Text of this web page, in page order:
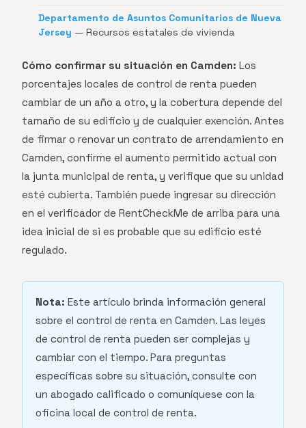
Departamento de Asuntos Comunitarios de Nueva
Jersey — Recursos estatales de vivienda
Cómo confirmar su situación en Camden: Los
porcentajes locales de control de renta pueden
cambiar de un año a otro, y la cobertura depende del
tamaño de su edificio y de cualquier exención. Antes
de firmar o renovar un contrato de arrendamiento en
Camden, confirme el aumento permitido actual con
la junta municipal de renta, y verifique que su unidad
esté cubierta. También puede ingresar su dirección
en el verificador de RentCheckMe de arriba para una
idea inicial de si es probable que su edificio esté
regulado.
Nota: Este artículo brinda información general
sobre el control de renta en Camden. Las leyes
de control de renta pueden ser complejas y
cambiar con el tiempo. Para preguntas
específicas sobre su situación, consulte con
un abogado calificado o comuníquese con la
oficina local de control de renta.